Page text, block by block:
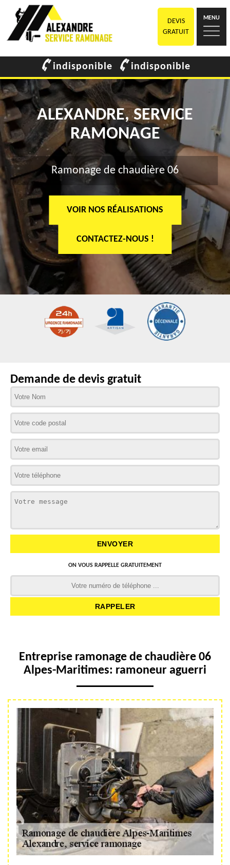
DEVIS
GRATUIT
MENU
indisponible indisponible
ALEXANDRE, SERVICE
RAMONAGE
Ramonage de chaudière 06
VOIR NOS RÉALISATIONS
CONTACTEZ-NOUS !
Demande de devis gratuit
ON VOUS RAPPELLE GRATUITEMENT
Entreprise ramonage de chaudière 06
Alpes-Maritimes: ramoneur aguerri